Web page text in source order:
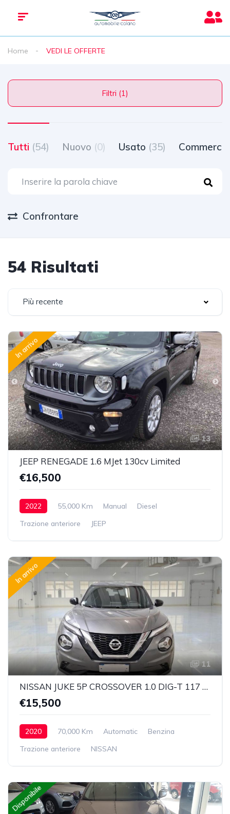
Home VEDI LE OFFERTE
Filtri (1)
Tutti (54) Nuovo (0) Usato (35)
Confrontare
54 Risultati
Più recente
In arrivo
13
JEEP RENEGADE 1.6 MJet 130cv Limited
€16,500
2022 55,000 Km Manual
Diesel
Trazione anteriore
JEEP
In arrivo
11
NISSAN JUKE 5P CROSSOVER 1.0 DIG-T 117 N-CONNECTA DCT
€15,500
2020 70,000 Km Automatic
Benzina
Trazione anteriore
NISSAN
Disponibile